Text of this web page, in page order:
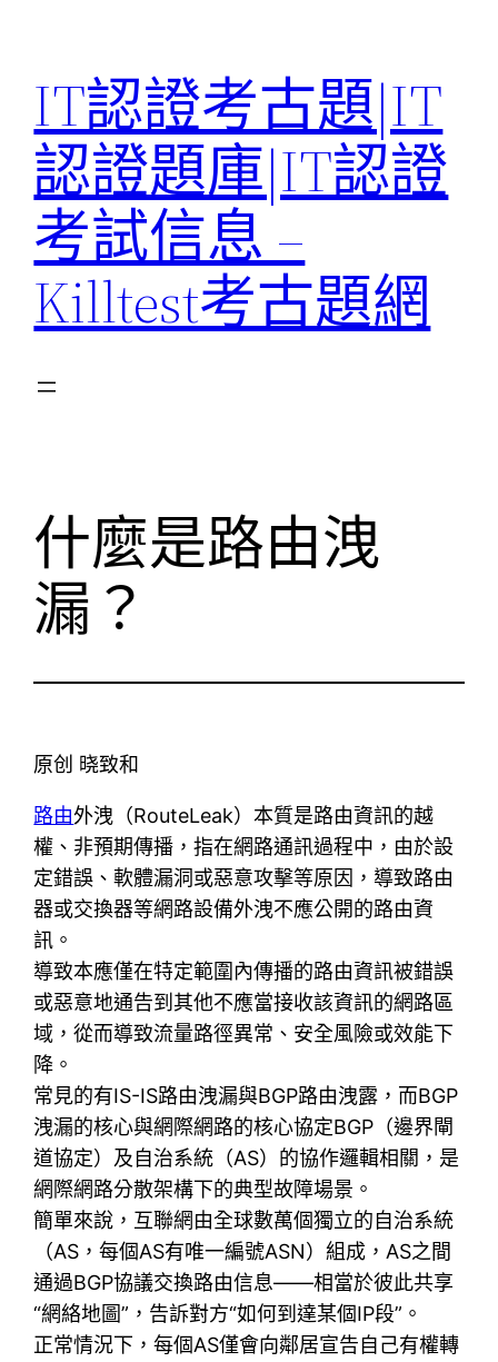
content
IT認證考古題|IT
認證題庫|IT認證
考試信息 –
Killtest考古題網
什麼是路由洩
漏？
原创 晓致和
路由外洩（RouteLeak）本質是路由資訊的越
權、非預期傳播，指在網路通訊過程中，由於設
定錯誤、軟體漏洞或惡意攻擊等原因，導致路由
器或交換器等網路設備外洩不應公開的路由資
訊。
導致本應僅在特定範圍內傳播的路由資訊被錯誤
或惡意地通告到其他不應當接收該資訊的網路區
域‌，從而導致流量路徑異常、安全風險或效能下
降。
常見的有IS-IS路由洩漏與BGP路由洩露，而BGP
洩漏的核心與網際網路的核心協定BGP（邊界閘
道協定）及自治系統（AS）的協作邏輯相關，是
網際網路分散架構下的典型故障場景。
簡單來說，互聯網由全球數萬個獨立的自治系統
（AS，每個AS有唯一編號ASN）組成，AS之間
通過BGP協議交換路由信息——相當於彼此共享
“網絡地圖”，告訴對方“如何到達某個IP段”。
正常情況下，每個AS僅會向鄰居宣告自己有權轉